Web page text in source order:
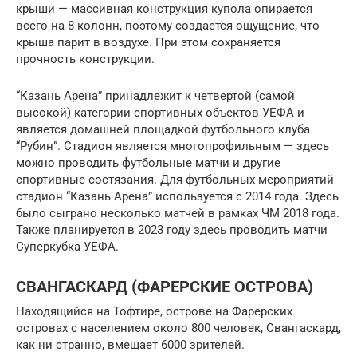
крыши — массивная конструкция купола опирается
всего на 8 колонн, поэтому создается ощущение, что
крыша парит в воздухе. При этом сохраняется
прочность конструкции.
“Казань Арена” принадлежит к четвертой (самой
высокой) категории спортивных объектов УЕФА и
является домашней площадкой футбольного клуба
“Рубин”. Стадион является многопрофильным — здесь
можно проводить футбольные матчи и другие
спортивные состязания. Для футбольных мероприятий
стадион “Казань Арена” используется с 2014 года. Здесь
было сыграно несколько матчей в рамках ЧМ 2018 года.
Также планируется в 2023 году здесь проводить матчи
Суперкубка УЕФА.
СВАНГАСКАРД (ФАРЕРСКИЕ ОСТРОВА)
Находящийся на Тофтире, острове на Фарерских
островах с населением около 800 человек, Свангаскард,
как ни странно, вмещает 6000 зрителей.